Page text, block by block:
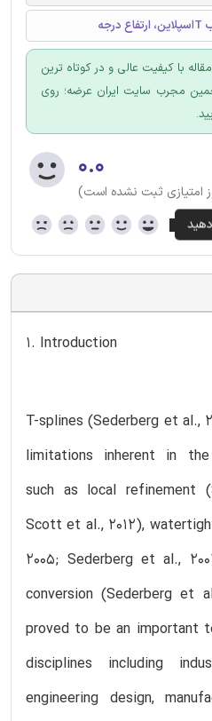
با کیفیت عالی و در کوتاه ترین
مجرب سایت ایران عرضه؛ روی
۰.۰
امتیازی ثبت نشده است)
1. Introduction
T-splines (Sederberg et al.,
limitations inherent in the
such as local refinement
Scott et al., 2012),
2005; Sederberg et al.,
conversion (Sederberg et
proved to be an important
disciplines including
engineering design,